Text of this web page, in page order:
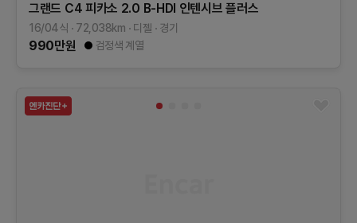
그랜드 C4 피카소 2.0 B-HDI 인텐시브 플러스
16/04식 72,038km 디젤 경기
990만원 검정색 계열